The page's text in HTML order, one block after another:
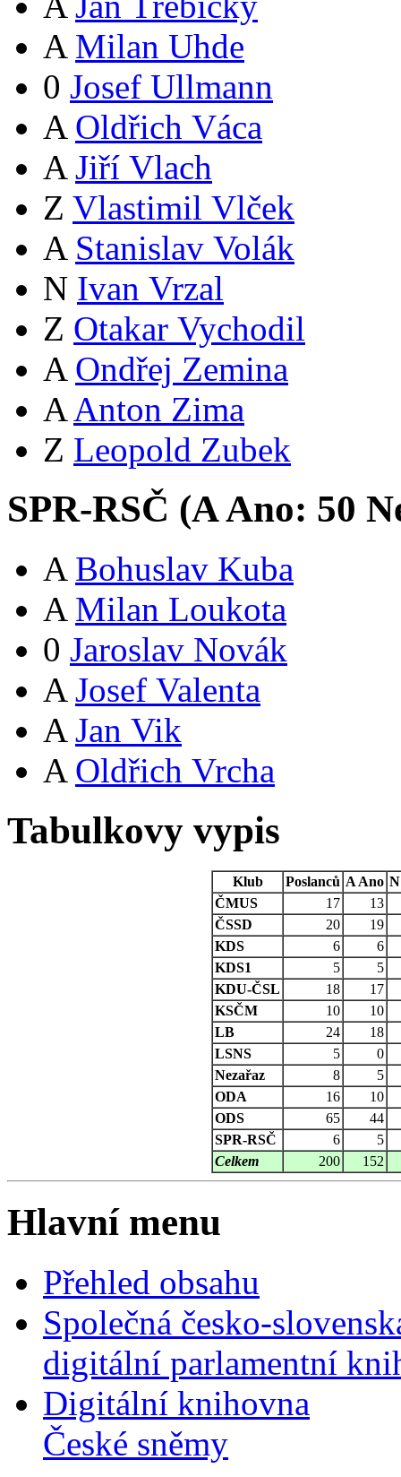
A Milan Uhde
0 Josef Ullmann
A Oldřich Váca
A Jiří Vlach
Z Vlastimil Vlček
A Stanislav Volák
N Ivan Vrzal
Z Otakar Vychodil
A Ondřej Zemina
A Anton Zima
Z Leopold Zubek
SPR-RSČ (AAno: 50
A Bohuslav Kuba
A Milan Loukota
0 Jaroslav Novák
A Josef Valenta
A Jan Vik
A Oldřich Vrcha
Tabulkovy vypis
Klub Poslanců A Ano N
ČMUS
17
13
ČSSD
20
19
KDS
6
6
KDS1
5
5
KDU-ČSL
18
17
KSČM
10
10
LB
24
18
LSNS
5
0
Nezařaz
8
5
ODA
16
10
ODS
65
44
SPR-RSČ
6
5
Celkem
200 152
Hlavní menu
Přehled obsahu
Společná česko-
digitální parlamentní
Digitální knihovna
České sněmy